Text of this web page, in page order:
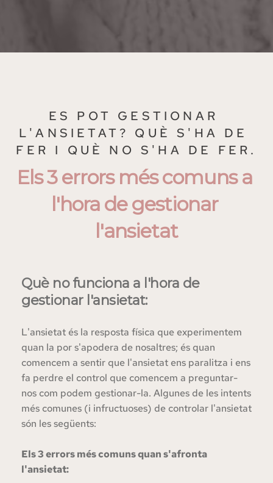
ES POT GESTIONAR
L'ANSIETAT? QUÈ S'HA DE
FER I QUÈ NO S'HA DE FER.
Els 3 errors més comuns a
l'hora de gestionar
l'ansietat
Què no funciona a l'hora de
gestionar l'ansietat:
L'ansietat és la resposta física que experimentem
quan la por s'apodera de nosaltres; és quan
comencem a sentir que l'ansietat ens paralitza i ens
fa perdre el control que comencem a preguntar-
nos com podem gestionar-la. Algunes de les intents
més comunes (i infructuoses) de controlar l'ansietat
són les següents:
Els 3 errors més comuns quan s'afronta
l'ansietat: